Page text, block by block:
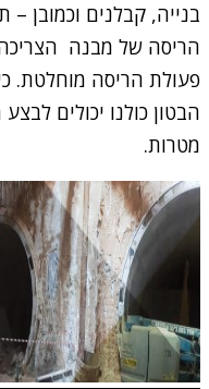
בנייה, קבלנים וכמובן
הריסה של מבנה הצריכה
פעולת הריסה מוחלטת.
הבטון כולנו יכולים
מטרות.